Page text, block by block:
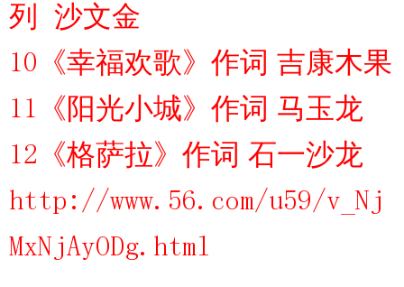
列 沙文金
10《幸福欢歌》作词 吉康木果
11《阳光小城》作词 马玉龙
12《格萨拉》作词 石一沙龙
http://www.56.com/u59/v_Nj
MxNjAyODg.html